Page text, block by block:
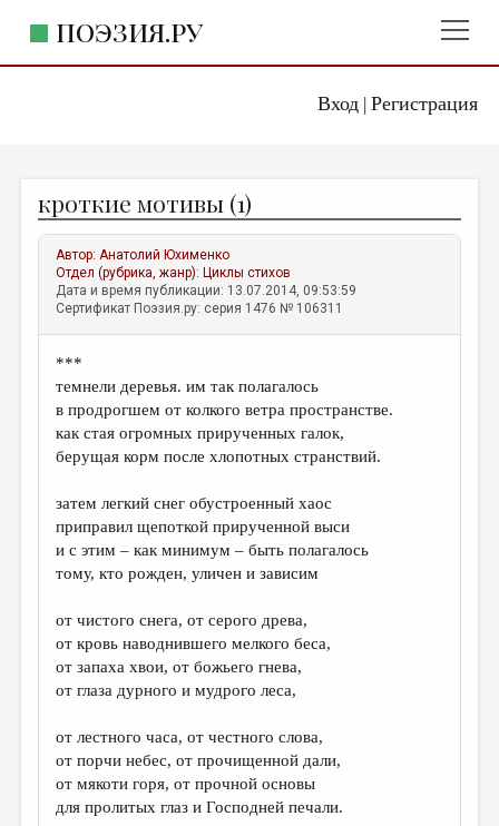
Вход| Регистрация
ПОЭЗИЯ.РУ
ЖАНРЫ
АВТОРЫ
КОММЕНТАРИИ
ЛИТСАЛОН
НОВОСТИ
ПРАВИЛА САЙТА
ОТДЕЛЫ И РУБРИКИ
ДАЙДЖЕСТ
ПРОИЗВЕДЕНИЯ
КОНКУРСЫ
ДЕТСКАЯ КОМНАТА
ОБЗОР ЛИТЕРАТУРЫ
СТРАНИЦЫ ПАМЯТИ
кроткие мотивы (1)
Автор:Анатолий Юхименко
Отдел (рубрика, жанр): Циклы стихов
Дата и время публикации: 13.07.2014, 09:53:59
Сертификат Поэзия.ру: серия 1476 № 106311
***
темнели деревья. им так полагалось
в продрогшем от колкого ветра пространстве.
как стая огромных прирученных галок,
берущая корм после хлопотных странствий.
затем легкий снег обустроенный хаос
приправил щепоткой прирученной выси
и с этим – как минимум – быть полагалось
тому, кто рожден, уличен и зависим
от чистого снега, от серого древа,
от кровь наводнившего мелкого беса,
от запаха хвои, от божьего гнева,
от глаза дурного и мудрого леса,
от лестного часа, от честного слова,
от порчи небес, от прочищенной дали,
от мякоти горя, от прочной основы
для пролитых глаз и Господней печали.